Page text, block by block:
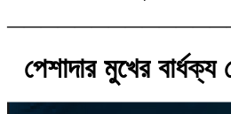
পেশাদার মুখের বার্ধক্য